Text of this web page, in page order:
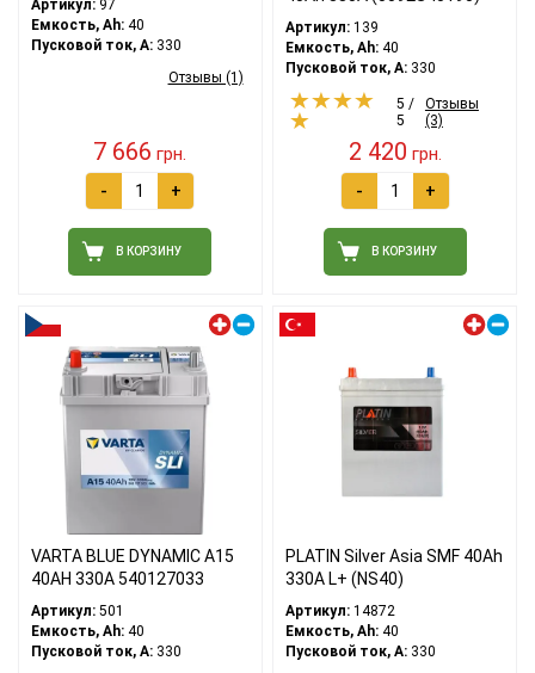
Артикул: 97
Емкость, Ah: 40
Пусковой ток, A: 330
Отзывы (1)
7 666 грн.
- +
В КОРЗИНУ
Артикул: 139
Емкость, Ah: 40
Пусковой ток, A: 330
5 /
5
Отзывы
(3)
2 420 грн.
- +
В КОРЗИНУ
VARTA BLUE DYNAMIC A15
40AH 330A 540127033
Артикул: 501
Емкость, Ah: 40
Пусковой ток, A: 330
PLATIN Silver Asia SMF 40Ah
330A L+ (NS40)
Артикул: 14872
Емкость, Ah: 40
Пусковой ток, A: 330